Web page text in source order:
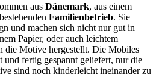
aus Dänemark, aus einem
Familienbetrieb. Sie
und machen sich nicht nur gut in
Papier, oder auch leichtem
die Motive hergestellt. Die Mobiles
und fertig gespannt geliefert, nur die
sind noch kinderleicht ineinander zu